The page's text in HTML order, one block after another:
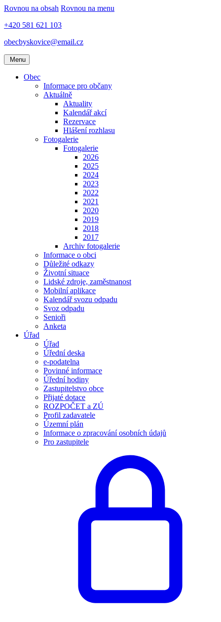
Rovnou na obsah Rovnou na menu
+420 581 621 103
obecbyskovice@email.cz
Menu
Obec
Informace pro občany
Aktuálně
Aktuality
Kalendář akcí
Rezervace
Hlášení rozhlasu
Fotogalerie
Fotogalerie
2026
2025
2024
2023
2022
2021
2020
2019
2018
2017
Archiv fotogalerie
Informace o obci
Důležité odkazy
Životní situace
Lidské zdroje, zaměstnanost
Mobilní aplikace
Kalendář svozu odpadu
Svoz odpadu
Senioři
Anketa
Úřad
Úřad
Úřední deska
e-podatelna
Povinné informace
Úřední hodiny
Zastupitelstvo obce
Přijaté dotace
ROZPOČET a ZÚ
Profil zadavatele
Územní plán
Informace o zpracování osobních údajů
Pro zastupitele